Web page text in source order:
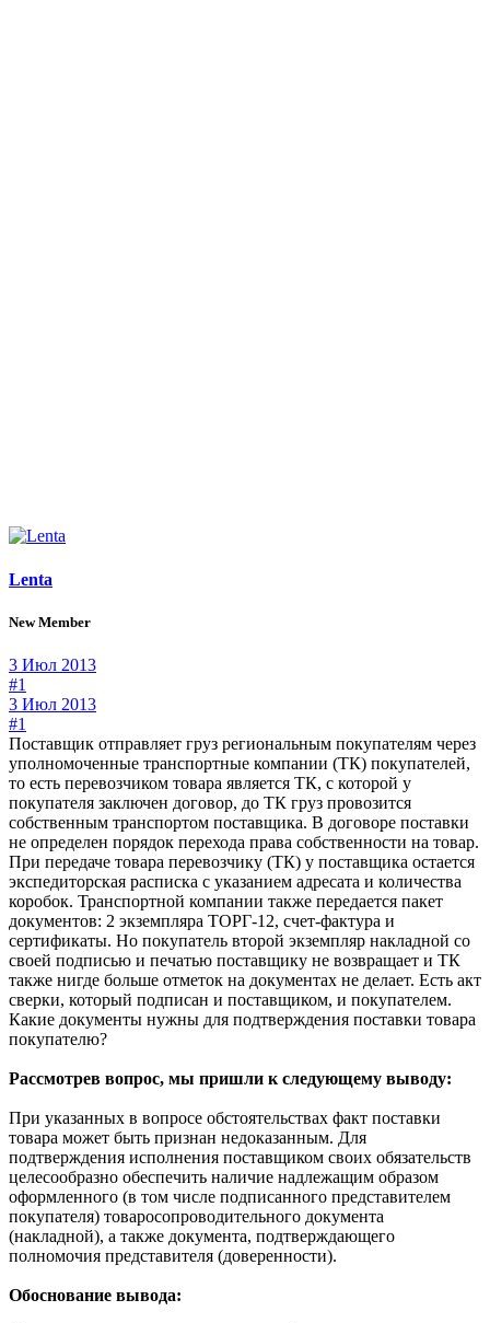
Lenta
New Member
3 Июл 2013
#1
3 Июл 2013
#1
Поставщик отправляет груз региональным покупателям через
уполномоченные транспортные компании (ТК) покупателей,
то есть перевозчиком товара является ТК, с которой у
покупателя заключен договор, до ТК груз провозится
собственным транспортом поставщика. В договоре поставки
не определен порядок перехода права собственности на товар.
При передаче товара перевозчику (ТК) у поставщика остается
экспедиторская расписка с указанием адресата и количества
коробок. Транспортной компании также передается пакет
документов: 2 экземпляра ТОРГ-12, счет-фактура и
сертификаты. Но покупатель второй экземпляр накладной со
своей подписью и печатью поставщику не возвращает и ТК
также нигде больше отметок на документах не делает. Есть акт
сверки, который подписан и поставщиком, и покупателем.
Какие документы нужны для подтверждения поставки товара
покупателю?
Рассмотрев вопрос, мы пришли к следующему выводу:
При указанных в вопросе обстоятельствах факт поставки
товара может быть признан недоказанным. Для
подтверждения исполнения поставщиком своих обязательств
целесообразно обеспечить наличие надлежащим образом
оформленного (в том числе подписанного представителем
покупателя) товаросопроводительного документа
(накладной), а также документа, подтверждающего
полномочия представителя (доверенности).
Обоснование вывода: